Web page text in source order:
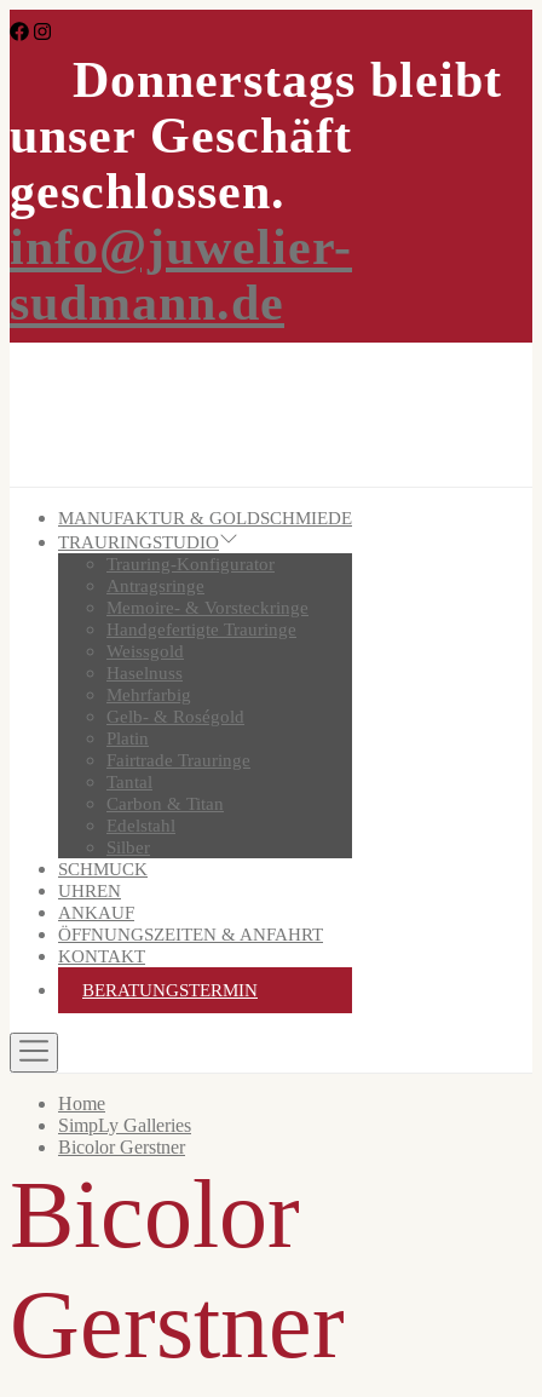
Skip
to
Donnerstags bleibt
unser Geschäft
geschlossen.
info@juwelier-
sudmann.de
MANUFAKTUR & GOLDSCHMIEDE
TRAURINGSTUDIO
Trauring-Konfigurator
Antragsringe
Memoire- & Vorsteckringe
Handgefertigte Trauringe
Weissgold
Haselnuss
Mehrfarbig
Gelb- & Roségold
Platin
Fairtrade Trauringe
Tantal
Carbon & Titan
Edelstahl
Silber
SCHMUCK
UHREN
ANKAUF
ÖFFNUNGSZEITEN & ANFAHRT
KONTAKT
BERATUNGSTERMIN
Home
SimpLy Galleries
Bicolor Gerstner
Bicolor
Gerstner